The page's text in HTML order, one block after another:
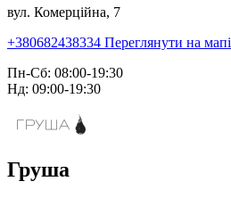
вул. Комерційна, 7
+380682438334 Переглянути на мапі
Пн-Сб: 08:00-19:30
Нд: 09:00-19:30
Груша